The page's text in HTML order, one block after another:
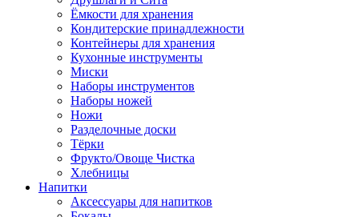
Ёмкости для хранения
Кондитерские принадлежности
Контейнеры для хранения
Кухонные инструменты
Миски
Наборы инструментов
Наборы ножей
Ножи
Разделочные доски
Тёрки
Фрукто/Овоще Чистка
Хлебницы
Напитки
Аксессуары для напитков